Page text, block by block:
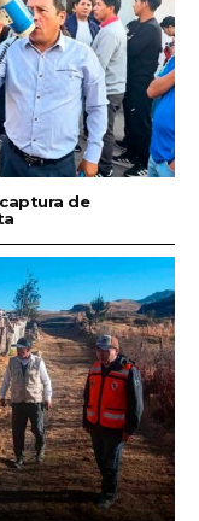
de